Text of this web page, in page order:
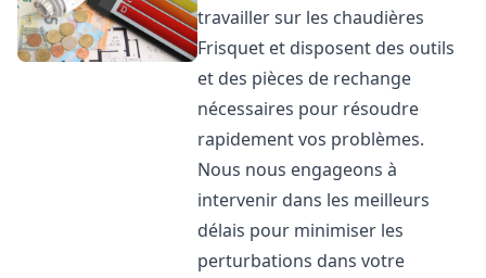
travailler sur les chaudières
Frisquet et disposent des outils
et des pièces de rechange
nécessaires pour résoudre
rapidement vos problèmes.
Nous nous engageons à
intervenir dans les meilleurs
délais pour minimiser les
perturbations dans votre